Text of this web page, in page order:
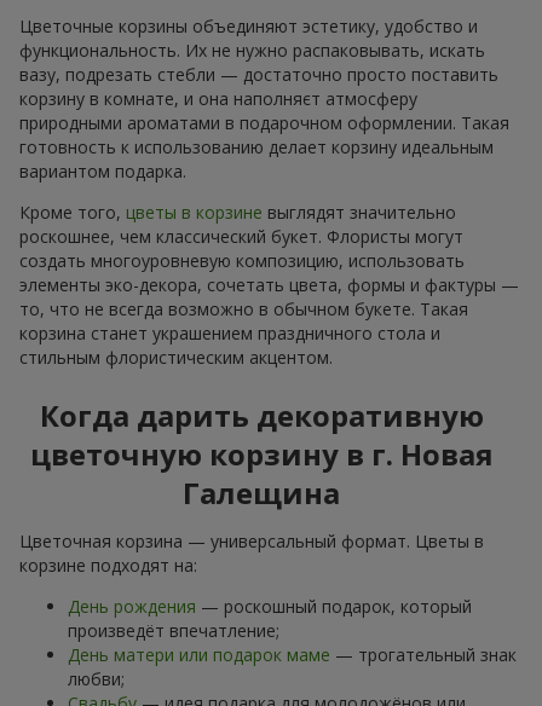
Цветочные корзины объединяют эстетику, удобство и
функциональность. Их не нужно распаковывать, искать
вазу, подрезать стебли — достаточно просто поставить
корзину в комнате, и она наполняєт атмосферу
природными ароматами в подарочном оформлении. Такая
готовность к использованию делает корзину идеальным
вариантом подарка.
Кроме того, цветы в корзине выглядят значительно
роскошнее, чем классический букет. Флористы могут
создать многоуровневую композицию, использовать
элементы эко-декора, сочетать цвета, формы и фактуры —
то, что не всегда возможно в обычном букете. Такая
корзина станет украшением праздничного стола и
стильным флористическим акцентом.
Когда дарить декоративную
цветочную корзину в г. Новая
Галещина
Цветочная корзина — универсальный формат. Цветы в
корзине подходят на:
День рождения — роскошный подарок, который
произведёт впечатление;
День матери или подарок маме — трогательный знак
любви;